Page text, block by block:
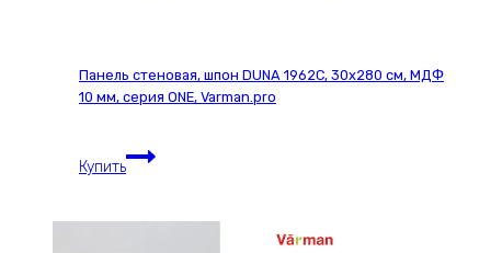
Панель стеновая, шпон DUNA 1962С, 30х280 см, МДФ
10 мм, серия ONE, Varman.pro
Купить
Панель
стеновая,
DUNA